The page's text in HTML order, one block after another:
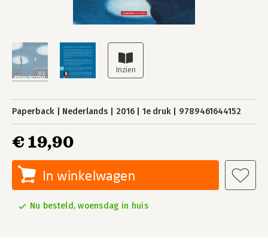
Paperback Nederlands 2016 1e druk 9789461644152
€ 19,90
In winkelwagen
Nu besteld, woensdag in huis